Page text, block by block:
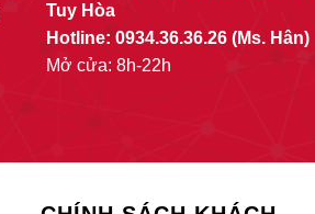
Tuy Hòa
Hotline: 0934.36.36.26(Ms. Hân)
Mở cửa: 8h-22h